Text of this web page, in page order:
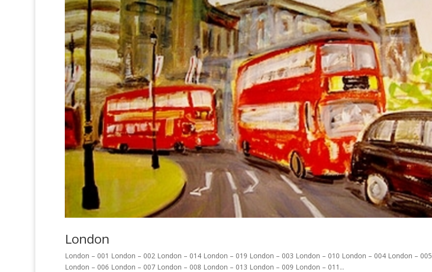
London
London – 001 London – 002 London – 014 London – 019 London – 003 London – 010 London – 004 London – 005
London – 006 London – 007 London – 008 London – 013 London – 009 London – 011...